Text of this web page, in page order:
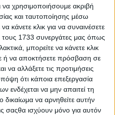
να χρησιμοποιήσουμε ακριβή
και ταυτοποίησης μέσω
κλικ για να συναινέσετε
τους 1733 συνεργάτες μας όπως
μπορείτε να κάνετε κλικ
ή να αποκτήσετε πρόσβαση σε
να αλλάξετε τις προτιμήσεις
ότι κάποια επεξεργασία
να μην απαιτεί τη
να αρνηθείτε αυτήν
σαςθα ισχύουν μόνο για αυτόν